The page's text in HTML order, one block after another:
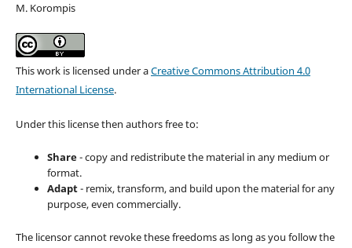
M. Korompis
This work is licensed under aCreative Commons Attribution 4.0
International License.
Under this license then authors free to:
Share- copy and redistribute the material in any medium or
format.
Adapt- remix, transform, and build upon the material for any
purpose, even commercially.
The licensor cannot revoke these freedoms as long as you follow the